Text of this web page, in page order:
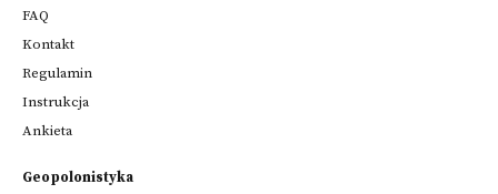
FAQ
Kontakt
Regulamin
Instrukcja
Ankieta
Geopolonistyka